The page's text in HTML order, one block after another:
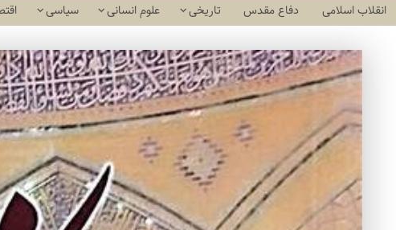
انقلاب اسلامی دفاع مقدس تاریخی علوم انسانی سیاسی